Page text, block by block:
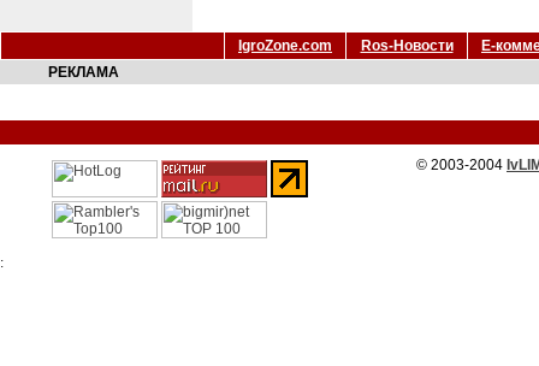
IgroZone.com Ros-Новости
Е-
РЕКЛАМА
© 2003-2004
: